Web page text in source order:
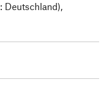
Deutschland),